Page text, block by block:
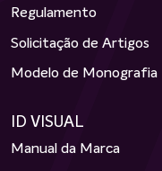
Regulamento
Solicitação de Artigos
Modelo de Monografia
ID VISUAL
Manual da Marca